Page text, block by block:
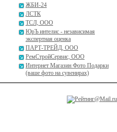
ЖБИ-24
ЛСТК
ТСЛ, ООО
ЮрЪ интелис - независимая
экспертная оценка
ПАРТ-ТРЕЙД, ООО
РемСтройСервис, ООО
Интернет Магазин Фото Подарки
(ваше фото на сувенирах)